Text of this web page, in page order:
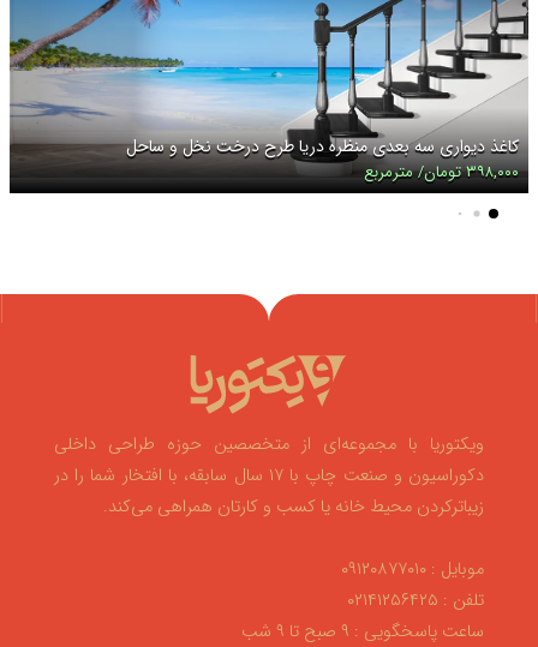
کاغذ دیواری سه بعدی منظره دریا طرح درخت نخل و ساحل
۳۹۸,۰۰۰ تومان/ مترمربع
ویکتوریا با مجموعه‌ای از متخصصین حوزه طراحی داخلی
دکوراسیون و صنعت چاپ با ۱۷ سال سابقه، با افتخار شما را در
زیباترکردن محیط خانه یا کسب و کارتان همراهی می‌کند.
موبایل : ۰۹۱۲۰۸۷۷۰۱۰
تلفن : ۰۲۱۴۱۲۵۶۴۲۵
ساعت پاسخگویی : ۹ صبح تا ۹ شب